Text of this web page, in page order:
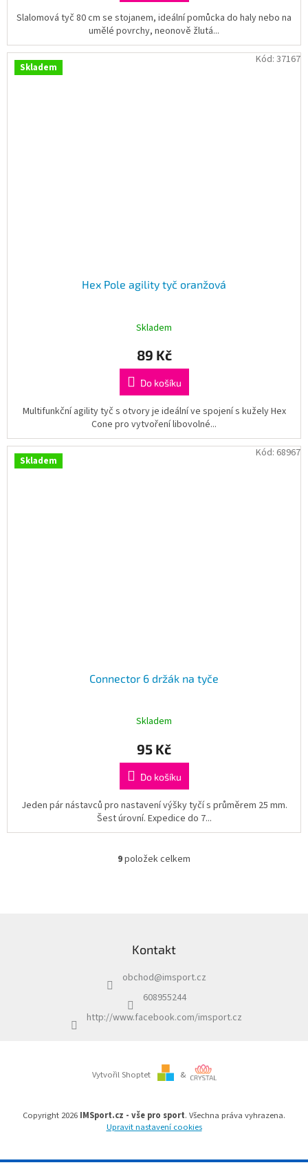
Slalomová tyč 80 cm se stojanem, ideální pomůcka do haly nebo na
umělé povrchy, neonově žlutá...
Skladem
Hex Pole agility tyč oranžová
Skladem
89 Kč
Do košíku
Multifunkční agility tyč s otvory je ideální ve spojení s kužely Hex
Cone pro vytvoření libovolné...
Kód: 37167
Skladem
Connector 6 držák na tyče
Skladem
95 Kč
Do košíku
Jeden pár nástavců pro nastavení výšky tyčí s průměrem 25 mm.
Šest úrovní. Expedice do 7...
Kód: 68967
O
c
í
r
v
y
9položek celkem
Kontakt
obchod@imsport.cz
608955244
http://www.facebook.com/imsport.cz
Vytvořil Shoptet &
Copyright 2026 IMSport.cz - vše pro sport. Všechna práva vyhrazena.
Upravit nastavení cookies